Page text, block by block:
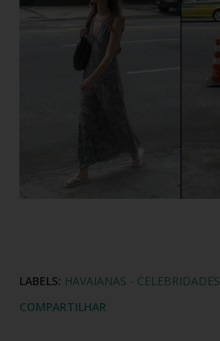
LABELS: HAVAIANAS - CELEBRIDADES
COMPARTILHAR